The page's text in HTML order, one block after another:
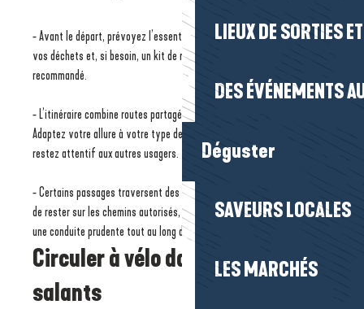
LIEUX DE SORTIES
DES ÉVÉNEMENTS
Déguster
SAVEURS LOCALES
LES MARCHÉS
- Avant le départ, prévoyez l’essentiel : de l’eau, un en-cas, un sac pour
vos déchets et, si besoin, un kit de réparation. Le casque est fortement
recommandé.
- L’itinéraire combine routes partagées, voies vertes et chemins.
Adaptez votre allure à votre type de vélo (route, VTT ou gravel) et
restez attentif aux autres usagers.
- Certains passages traversent des espaces naturels sensibles. Merci
de rester sur les chemins autorisés, de respecter les lieux et d’adopter
une conduite prudente tout au long du parcours.
Circuler à vélo dans les marais
salants